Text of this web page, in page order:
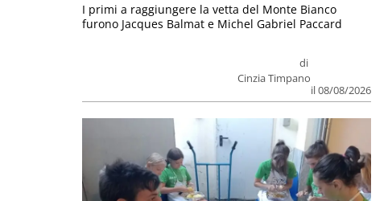
di
Cinzia Timpano
il 08/08/2026
I primi a raggiungere la vetta del Monte Bianco
furono Jacques Balmat e Michel Gabriel Paccard